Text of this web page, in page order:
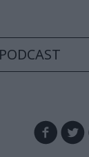
PODCAST